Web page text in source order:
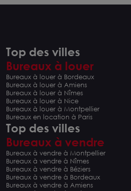
Top des villes
Bureaux à louer
Bureaux à louer à Bordeaux
Bureaux à louer à Amiens
Bureaux à louer à Nîmes
Bureaux à louer à Nice
Bureaux à louer à Montpellier
Bureaux en location à Paris
Top des villes
Bureaux à vendre
Bureaux à vendre à Montpellier
Bureaux à vendre à Nîmes
Bureaux à vendre à Béziers
Bureaux à vendre à Bordeaux
Bureaux à vendre à Amiens